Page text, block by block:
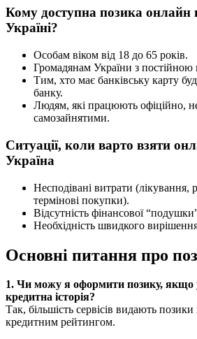
Кому доступна позика онлайн
Україні?
Особам віком від 18 до 65 років.
Громадянам України з
Тим, хто має банківську карту
банку.
Людям, які працюють офіційно,
самозайнятими.
Ситуації, коли варто взяти
Україна
Несподівані витрати (лікування,
термінові покупки).
Відсутність фінансової
Необхідність швидкого
Основні питання про
1. Чи можу я оформити позику, якщо
кредитна історія?
Так, більшість сервісів видають
кредитним рейтингом.